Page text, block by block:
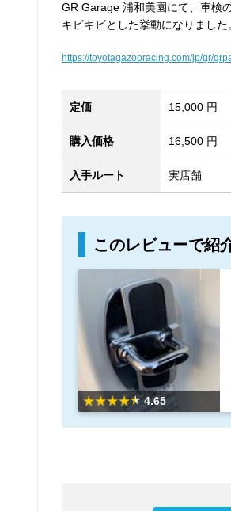
GR Garage 浦和美園にて、車検
キビキビとした挙動になりました
https://toyotagazooracing.com/jp/gr/
定価 15,000 円
購入価格 16,500 円
入手ルート 実店舗
このレビューで紹
4.65